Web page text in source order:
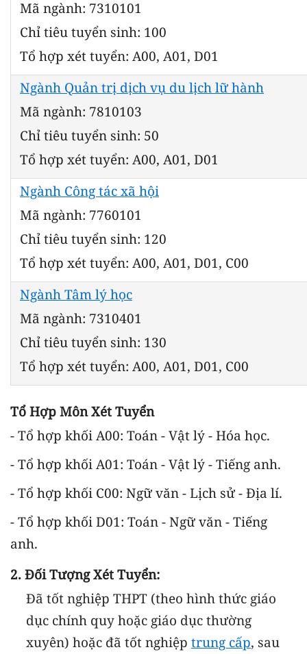
Mã ngành: 7310101
Chỉ tiêu tuyển sinh: 100
Tổ hợp xét tuyển: A00, A01, D01
Ngành Quản trị dịch vụ du lịch lữ hành
Mã ngành: 7810103
Chỉ tiêu tuyển sinh: 50
Tổ hợp xét tuyển: A00, A01, D01
Ngành Công tác xã hội
Mã ngành: 7760101
Chỉ tiêu tuyển sinh: 120
Tổ hợp xét tuyển: A00, A01, D01, C00
Ngành Tâm lý học
Mã ngành: 7310401
Chỉ tiêu tuyển sinh: 130
Tổ hợp xét tuyển: A00, A01, D01, C00
Tổ Hợp Môn Xét Tuyển
- Tổ hợp khối A00: Toán - Vật lý - Hóa học.
- Tổ hợp khối A01: Toán - Vật lý - Tiếng anh.
- Tổ hợp khối C00: Ngữ văn - Lịch sử - Địa lí.
- Tổ hợp khối D01: Toán - Ngữ văn - Tiếng
anh.
2. Đối Tượng Xét Tuyển:
Đã tốt nghiệp THPT (theo hình thức giáo
dục chính quy hoặc giáo dục thường
xuyên) hoặc đã tốt nghiệp trung cấp, sau